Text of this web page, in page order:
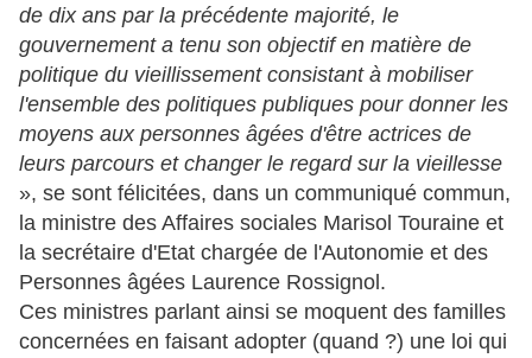
de dix ans par la précédente majorité, le
gouvernement a tenu son objectif en matière de
politique du vieillissement consistant à mobiliser
l'ensemble des politiques publiques pour donner les
moyens aux personnes âgées d'être actrices de
leurs parcours et changer le regard sur la vieillesse
», se sont félicitées, dans un communiqué commun,
la ministre des Affaires sociales Marisol Touraine et
la secrétaire d'Etat chargée de l'Autonomie et des
Personnes âgées Laurence Rossignol.
Ces ministres parlant ainsi se moquent des familles
concernées en faisant adopter (quand ?) une loi qui